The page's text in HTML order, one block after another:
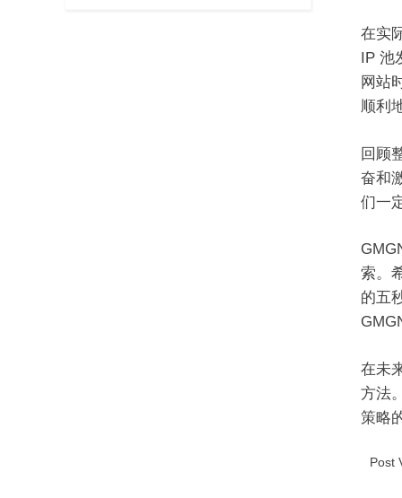
在实
IP 池
网站
顺利
回顾
奋和
们一
索。
的五
在未
方法
策略
Post